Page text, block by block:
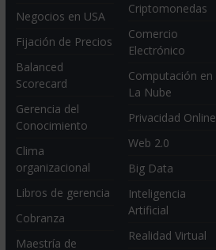
Negocios en USA
Fijación de Precios
Balanced
Scorecard
Gerencia del
Conocimiento
Clima
organizacional
Libros de gerencia
Cobranza
Maestría de
Criptomonedas
Comercio
Electrónico
Computación en
La Nube
Privacidad Online
Web 2.0
Big Data
Inteligencia
Artificial
Realidad Virtual